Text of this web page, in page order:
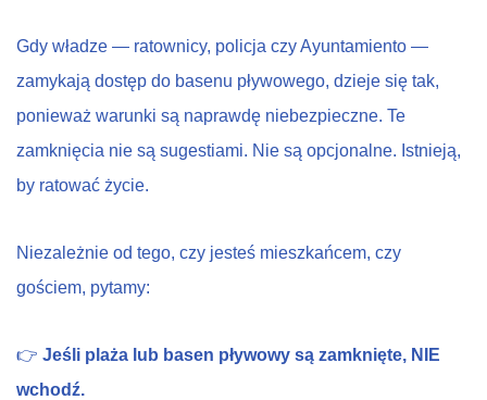
Gdy władze — ratownicy, policja czy Ayuntamiento —
zamykają dostęp do basenu pływowego, dzieje się tak,
ponieważ warunki są naprawdę niebezpieczne. Te
zamknięcia nie są sugestiami. Nie są opcjonalne. Istnieją,
by ratować życie.
Niezależnie od tego, czy jesteś mieszkańcem, czy
gościem, pytamy:
👉 Jeśli plaża lub basen pływowy są zamknięte, NIE
wchodź.